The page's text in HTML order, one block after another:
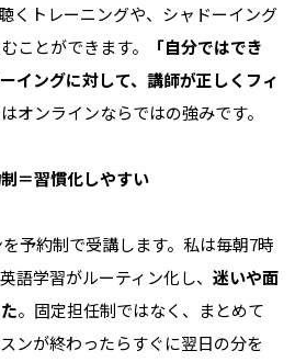
くトレーニングや、シャドーイング
ことができます。
「自分ではでき
イングに対して、講師が正しくフィ
オンラインならではの強みです。
＝習慣化しやすい
予約制で受講します。私は毎朝7時
語学習がルーティン化し、 迷いや面
。固定担任制ではなく、まとめて
ンが終わったらすぐに翌日の分を